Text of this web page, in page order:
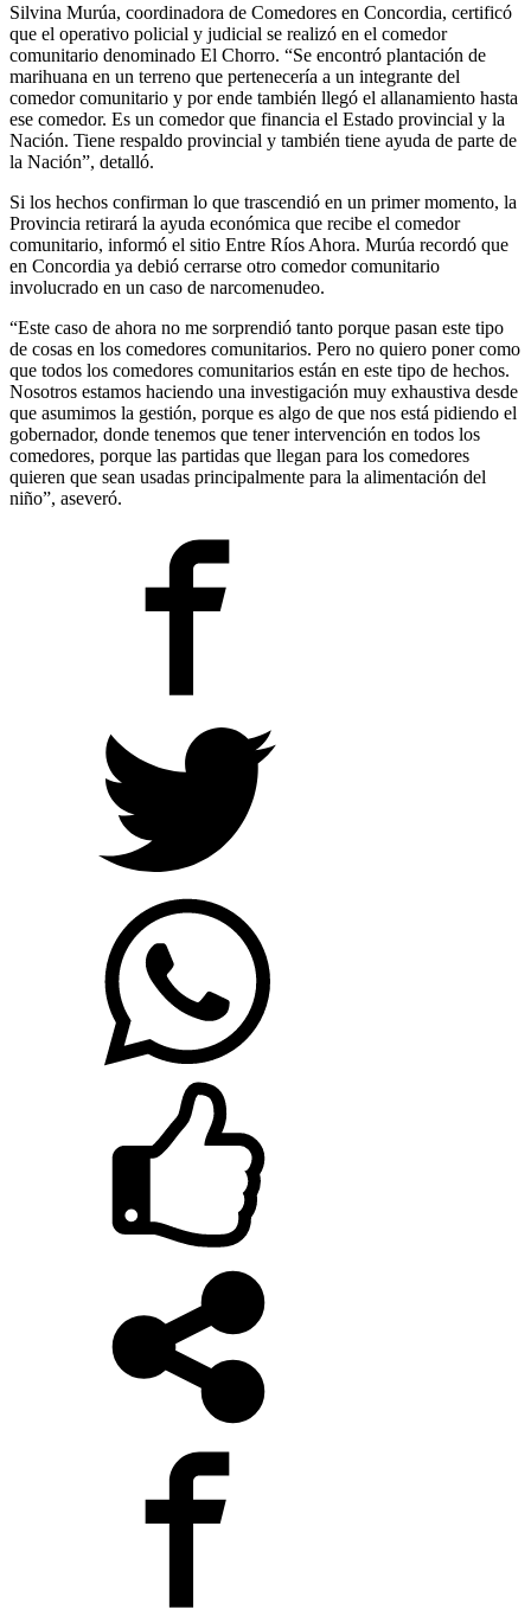
Silvina Murúa, coordinadora de Comedores en Concordia, certificó
que el operativo policial y judicial se realizó en el comedor
comunitario denominado El Chorro. “Se encontró plantación de
marihuana en un terreno que pertenecería a un integrante del
comedor comunitario y por ende también llegó el allanamiento hasta
ese comedor. Es un comedor que financia el Estado provincial y la
Nación. Tiene respaldo provincial y también tiene ayuda de parte de
la Nación”, detalló.
Si los hechos confirman lo que trascendió en un primer momento, la
Provincia retirará la ayuda económica que recibe el comedor
comunitario, informó el sitio Entre Ríos Ahora. Murúa recordó que
en Concordia ya debió cerrarse otro comedor comunitario
involucrado en un caso de narcomenudeo.
“Este caso de ahora no me sorprendió tanto porque pasan este tipo
de cosas en los comedores comunitarios. Pero no quiero poner como
que todos los comedores comunitarios están en este tipo de hechos.
Nosotros estamos haciendo una investigación muy exhaustiva desde
que asumimos la gestión, porque es algo de que nos está pidiendo el
gobernador, donde tenemos que tener intervención en todos los
comedores, porque las partidas que llegan para los comedores
quieren que sean usadas principalmente para la alimentación del
niño”, aseveró.